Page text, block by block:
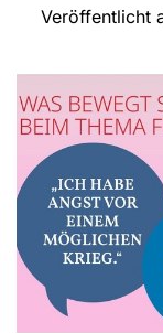
Veröffentlicht